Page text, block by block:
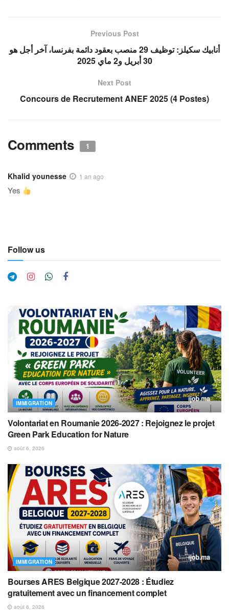
Previous Post
أنابيك سكيلز: توظيف 29 منصب بعقود دائمة بفرنسا، آخر أجل هو
30 أبريل و2 ماي 2025
Next Post
Concours de Recrutement ANEF 2025 (4 Postes)
Comments 1
Khalid younesse 1 an ago
Yes
Follow us
IMMIGRATION
Volontariat en Roumanie 2026-2027 : Rejoignez le projet
Green Park Education for Nature
août 6, 2026
IMMIGRATION
Bourses ARES Belgique 2027-2028 : Étudiez
gratuitement avec un financement complet
août 6, 2026